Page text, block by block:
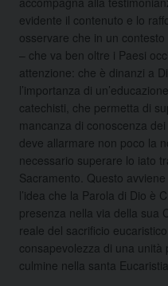
evidente il contenuto e lo
osservare che in un
– che va ben oltre i Paesi
attenzione: che è dinanzi a
l’importanza di
catechisti, che permetta di
mancanza di conoscenza
deve allarmare non poco la
necessario superare lo iato
Sacramento. Questo
l’idea che la Parola di Dio è
presenza nella via della sua
reale del sacrificio
consapevolezza di una
culmine nella santa